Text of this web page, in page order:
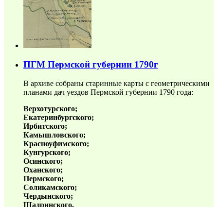
ПГМ Пермской губернии 1790г
В архиве собраны старинные карты с геометрическими
планами дач уездов Пермской губернии 1790 года:
Верхотурского;
Екатеринбургского;
Ирбитского;
Камышловского;
Красноуфимского;
Кунгурского;
Осинского;
Оханского;
Пермского;
Соликамского;
Чердынского;
Шадринского.